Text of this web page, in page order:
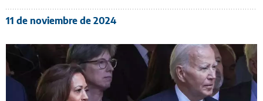
11 de noviembre de 2024